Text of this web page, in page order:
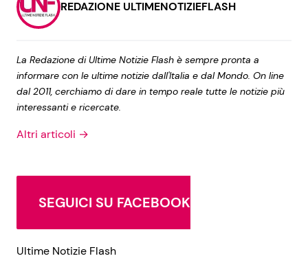
REDAZIONE ULTIMENOTIZIEFLASH
La Redazione di Ultime Notizie Flash è sempre pronta a
informare con le ultime notizie dall'Italia e dal Mondo. On line
dal 2011, cerchiamo di dare in tempo reale tutte le notizie più
interessanti e ricercate.
Altri articoli →
SEGUICI SU FACEBOOK
Ultime Notizie Flash